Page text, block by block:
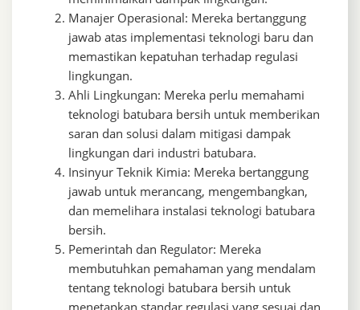
Manajer Operasional: Mereka bertanggung
jawab atas implementasi teknologi baru dan
memastikan kepatuhan terhadap regulasi
lingkungan.
Ahli Lingkungan: Mereka perlu memahami
teknologi batubara bersih untuk memberikan
saran dan solusi dalam mitigasi dampak
lingkungan dari industri batubara.
Insinyur Teknik Kimia: Mereka bertanggung
jawab untuk merancang, mengembangkan,
dan memelihara instalasi teknologi batubara
bersih.
Pemerintah dan Regulator: Mereka
membutuhkan pemahaman yang mendalam
tentang teknologi batubara bersih untuk
menetapkan standar regulasi yang sesuai dan